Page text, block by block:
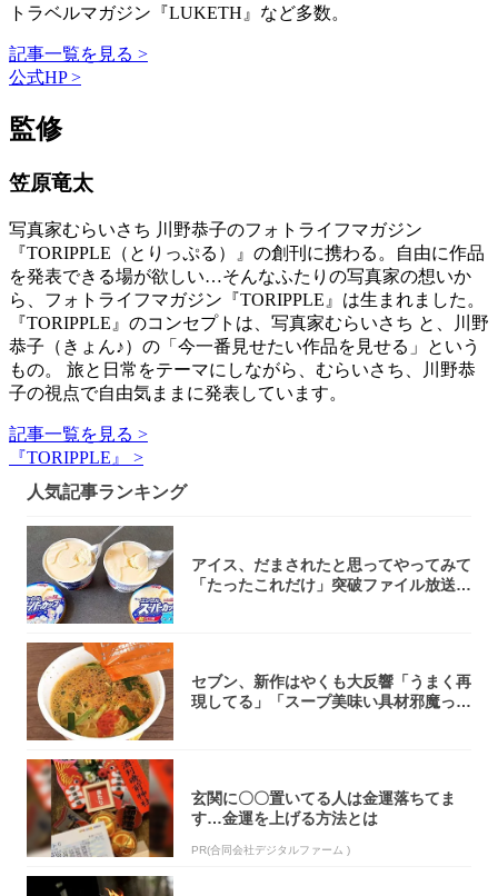
トラベルマガジン『LUKETH』など多数。
記事一覧を見る >
公式HP >
監修
笠原竜太
写真家むらいさち 川野恭子のフォトライフマガジン
『TORIPPLE（とりっぷる）』の創刊に携わる。自由に作品
を発表できる場が欲しい…そんなふたりの写真家の想いか
ら、フォトライフマガジン『TORIPPLE』は生まれました。
『TORIPPLE』のコンセプトは、写真家むらいさち と、川野
恭子（きょん♪）の「今一番見せたい作品を見せる」という
もの。 旅と日常をテーマにしながら、むらいさち、川野恭
子の視点で自由気ままに発表しています。
記事一覧を見る >
『TORIPPLE』 >
人気記事ランキング
アイス、だまされたと思ってやってみて
「たったこれだけ」突破ファイル放送で
セブン、新作はやくも大反響「うまく再
現してる」「スープ美味い具材邪魔って
玄関に〇〇置いてる人は金運落ちてま
す…金運を上げる方法とは
PR(合同会社デジタルファーム )